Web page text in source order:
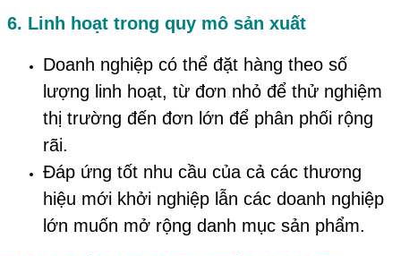
6. Linh hoạt trong quy mô sản xuất
Doanh nghiệp có thể đặt hàng theo số
lượng linh hoạt, từ đơn nhỏ để thử nghiệm
thị trường đến đơn lớn để phân phối rộng
rãi.
Đáp ứng tốt nhu cầu của cả các thương
hiệu mới khởi nghiệp lẫn các doanh nghiệp
lớn muốn mở rộng danh mục sản phẩm.